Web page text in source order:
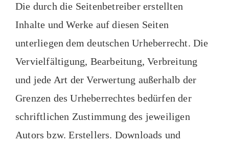
Die durch die Seitenbetreiber erstellten
Inhalte und Werke auf diesen Seiten
unterliegen dem deutschen Urheberrecht. Die
Vervielfältigung, Bearbeitung, Verbreitung
und jede Art der Verwertung außerhalb der
Grenzen des Urheberrechtes bedürfen der
schriftlichen Zustimmung des jeweiligen
Autors bzw. Erstellers. Downloads und